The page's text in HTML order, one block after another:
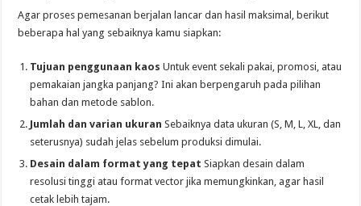
Agar proses pemesanan berjalan lancar dan hasil maksimal, berikut
beberapa hal yang sebaiknya kamu siapkan:
Tujuan penggunaan kaos Untuk event sekali pakai, promosi, atau
pemakaian jangka panjang? Ini akan berpengaruh pada pilihan
bahan dan metode sablon.
Jumlah dan varian ukuran Sebaiknya data ukuran (S, M, L, XL, dan
seterusnya) sudah jelas sebelum produksi dimulai.
Desain dalam format yang tepat Siapkan desain dalam
resolusi tinggi atau format vector jika memungkinkan, agar hasil
cetak lebih tajam.